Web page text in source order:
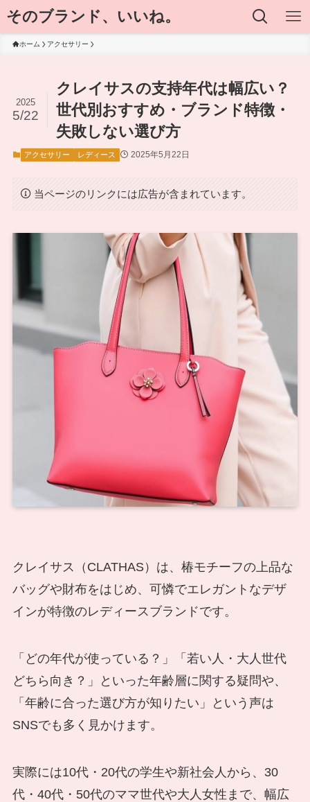
そのブランド、いいね。
ホーム アクセサリー
クレイサスの支持年代は幅広い？
世代別おすすめ・ブランド特徴・
失敗しない選び方
2025
5/22
アクセサリー レディース 2025年5月22日
当ページのリンクには広告が含まれています。
クレイサス（CLATHAS）は、椿モチーフの上品な
バッグや財布をはじめ、可憐でエレガントなデザ
インが特徴のレディースブランドです。
「どの年代が使っている？」「若い人・大人世代
どちら向き？」といった年齢層に関する疑問や、
「年齢に合った選び方が知りたい」という声は
SNSでも多く見かけます。
実際には10代・20代の学生や新社会人から、30
代・40代・50代のママ世代や大人女性まで、幅広